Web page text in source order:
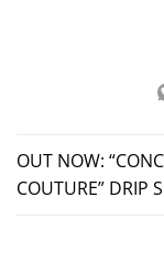
OUT NOW:
COUTURE” DRIP